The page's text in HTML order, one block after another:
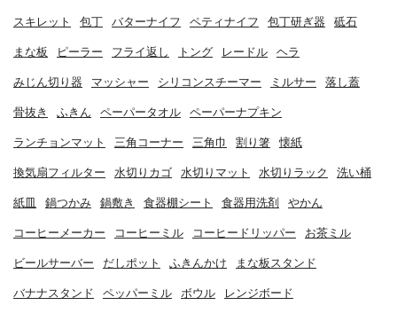
スキレット 包丁 バターナイフ ペティナイフ 包丁研ぎ器 砥石
まな板 ピーラー フライ返し トング レードル ヘラ
みじん切り器 マッシャー シリコンスチーマー ミルサー 落し蓋
骨抜き ふきん ペーパータオル ペーパーナプキン
ランチョンマット 三角コーナー 三角巾 割り箸 懐紙
換気扇フィルター 水切りカゴ 水切りマット 水切りラック 洗い桶
紙皿 鍋つかみ 鍋敷き 食器棚シート 食器用洗剤 やかん
コーヒーメーカー コーヒーミル コーヒードリッパー お茶ミル
ビールサーバー だしポット ふきんかけ まな板スタンド
バナナスタンド ペッパーミル ボウル レンジボード